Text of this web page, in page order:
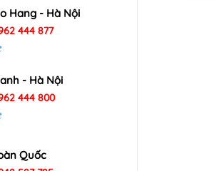
Hang - Hà Nội
444 877
- Hà Nội
444 800
Quốc